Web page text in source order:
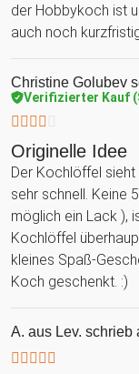
der Hobbykoch ist
auch noch
Christine Golubev
Verifizierter Kauf
Originelle Idee
Der Kochlöffel
sehr schnell. Keine
möglich ein Lack ),
Kochlöffel
kleines Spaß-
Koch geschenkt. :)
A. aus Lev. schrieb